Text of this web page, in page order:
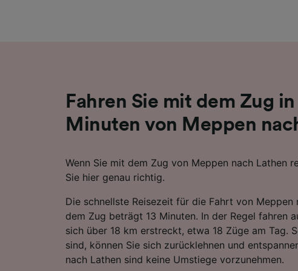
Fahren Sie mit dem Zug in
Minuten von Meppen
Wenn Sie mit dem Zug von Meppen nach Lathen
Sie hier genau richtig.
Die schnellste Reisezeit für die Fahrt von Meppen
dem Zug beträgt 13 Minuten. In der Regel fahren
sich über 18 km erstreckt, etwa 18 Züge am Tag.
sind, können Sie sich zurücklehnen und
nach Lathen sind keine Umstiege vorzunehmen.